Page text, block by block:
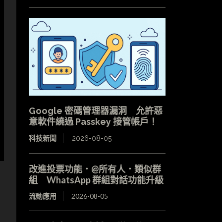
Google 密碼管理器漏洞 允許惡
意軟件繞過 Passkey 接管帳戶！
科技新聞 2026-08-05
改進投票功能．@所有人．類似群
組 WhatsApp 群組對話功能升級
流動應用 2026-08-05